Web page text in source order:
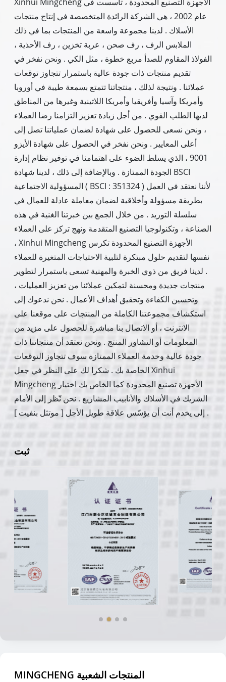
عام 2002 ، هي الشركة الرائدة المتخصصة في إنتاج منتجات
الأسلاك . لدينا مجموعة واسعة من المنتجات بما في ذلك
الملابس الرف ، رف صحن ، عربة تخزين ، رف الأحذية ،
الفولاذ المقاوم للصدأ مربع خطوة ، مثل الكي . ونحن نفخر في
تقديم منتجات ذات جودة عالية باستمرار تتجاوز توقعات
عملائنا . ونتيجة لذلك ، منتجاتنا تتمتع بسمعة طيبة في أوروبا
وأمريكا وآسيا وأفريقيا وأمريكا اللاتينية وغيرها من المناطق
لديها الطلب القوي . من أجل زيادة تعزيز التزامنا رضا العملاء
، ونحن نسعى للحصول على شهادة لضمان عملياتنا تصل إلى
أعلى المعايير . ونحن نفخر في الحصول على شهادة الأيزو
9001 ، الذي يسلط الضوء على اهتمامنا في توفير نظام إدارة
الجودة الممتازة . وبالإضافة إلى ذلك ، لدينا شهادة BSCI
المسؤولية الاجتماعية ( BSCI : 351324 ) لأننا نعتقد في العمل
بطريقة مسؤولة وأخلاقية لضمان معاملة عادلة للعمال في
سلسلة التوريد . من خلال الجمع بين خبرتنا الغنية في هذه
الصناعة ، وتكنولوجيا التصنيع المتقدمة ونهج تركز على العملاء
، Xinhui Mingcheng الأجهزة التصنيع المحدودة تكرس
نفسها لتقديم حلول مبتكرة لتلبية الاحتياجات المتغيرة للعملاء
. لدينا فريق من ذوي الخبرة والمهنية تسعى باستمرار لتطوير
منتجات جديدة ومحسنة لتمكين عملائنا من تعزيز العمليات ،
وتحسين الكفاءة وتحقيق أهداف الأعمال . نحن ندعوك إلى
استكشاف مجموعتنا الكاملة من المنتجات على موقعنا على
الانترنت ، أو الاتصال بنا مباشرة للحصول على مزيد من
المعلومات أو التشاور المنتج . ونحن نعتقد أن منتجاتنا ذات
جودة عالية وخدمة العملاء الممتازة سوف تتجاوز التوقعات
الخاصة بك . شكرا لك على النظر في جعل Xinhui
Mingcheng الأجهزة تصنيع المحدودة كما الخاص بك اختيار
الشريك في الأسلاك والأنابيب المشاريع . نحن نّظر إلى الأمام
إلى يخدم أنت أن يؤسّس علاقة طويل الأجل [ موتثل بنفيت ] .
ثبت
MINGCHENG المنتجات الشعبية